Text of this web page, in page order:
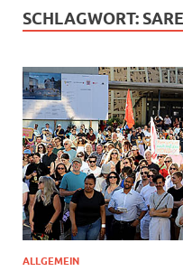
SCHLAGWORT:
ALLGEMEIN